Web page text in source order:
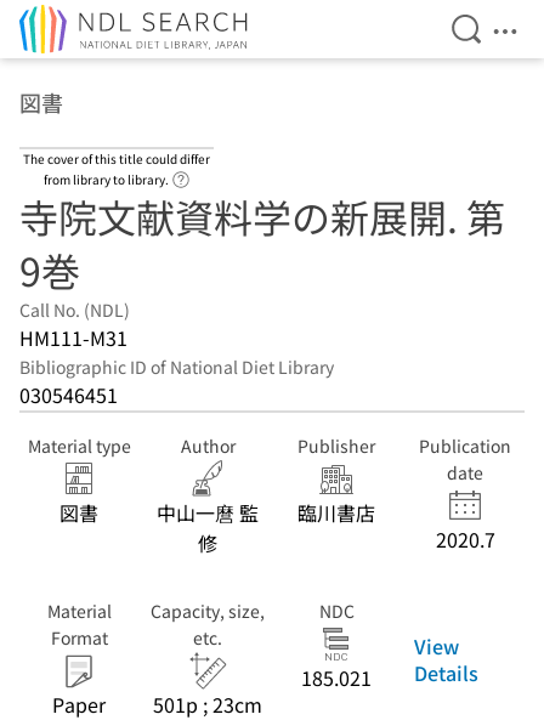
Open
図書
The cover of this title could differ
from library to library.
寺院文献資料学の新展開. 第
9巻
Call No. (NDL)
HM111-M31
Bibliographic ID of National Diet Library
030546451
Material type
図書
Author
中山一麿 監
修
Publisher
臨川書店
Publication
date
2020.7
Material
Format
Paper
Capacity, size,
etc.
501p ; 23cm
NDC
185.021
View
Details